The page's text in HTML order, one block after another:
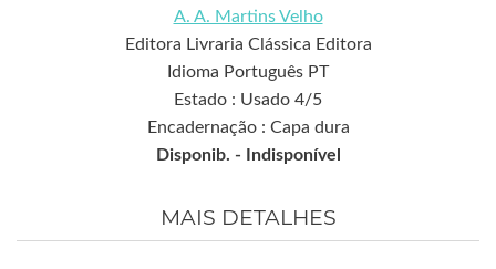
A. A. Martins Velho
Editora Livraria Clássica Editora
Idioma Português PT
Estado : Usado 4/5
Encadernação : Capa dura
Disponib. -
Indisponível
MAIS DETALHES